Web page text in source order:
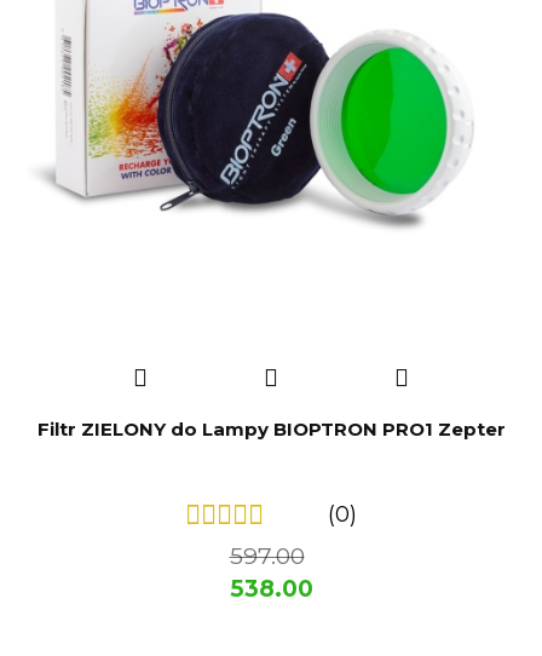
Filtr ZIELONY do Lampy BIOPTRON PRO1 Zepter
(0)
597.00
538.00